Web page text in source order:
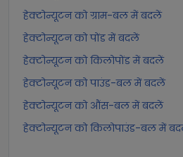
हेक्टोन्यूटन को ग्राम-बल में बदलें
हेक्टोन्यूटन को पोंड में बदलें
हेक्टोन्यूटन को किलोपोंड में बदलें
हेक्टोन्यूटन को पाउंड-बल में बदलें
हेक्टोन्यूटन को औंस-बल में बदलें
हेक्टोन्यूटन को किलोपाउंड-बल में